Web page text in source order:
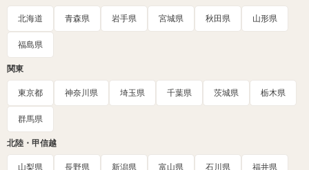
北海道 青森県 岩手県 宮城県 秋田県 山形県
福島県
関東
東京都 神奈川県 埼玉県 千葉県 茨城県 栃木県
群馬県
北陸・甲信越
山梨県 長野県 新潟県 富山県 石川県 福井県